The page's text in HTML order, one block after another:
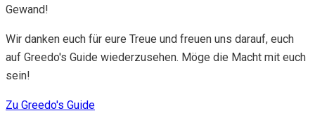
Gewand!
Wir danken euch für eure Treue und freuen uns darauf, euch
auf Greedo's Guide wiederzusehen. Möge die Macht mit euch
sein!
Zu Greedo's Guide